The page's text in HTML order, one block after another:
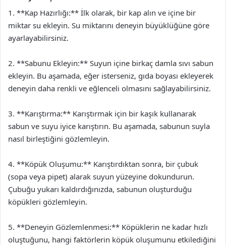
1. **Kap Hazırlığı:** İlk olarak, bir kap alın ve içine bir
miktar su ekleyin. Su miktarını deneyin büyüklüğüne göre
ayarlayabilirsiniz.
2. **Sabunu Ekleyin:** Suyun içine birkaç damla sıvı sabun
ekleyin. Bu aşamada, eğer isterseniz, gıda boyası ekleyerek
deneyin daha renkli ve eğlenceli olmasını sağlayabilirsiniz.
3. **Karıştırma:** Karıştırmak için bir kaşık kullanarak
sabun ve suyu iyice karıştırın. Bu aşamada, sabunun suyla
nasıl birleştiğini gözlemleyin.
4. **Köpük Oluşumu:** Karıştırdıktan sonra, bir çubuk
(sopa veya pipet) alarak suyun yüzeyine dokundurun.
Çubuğu yukarı kaldırdığınızda, sabunun oluşturduğu
köpükleri gözlemleyin.
5. **Deneyin Gözlemlenmesi:** Köpüklerin ne kadar hızlı
oluştuğunu, hangi faktörlerin köpük oluşumunu etkilediğini